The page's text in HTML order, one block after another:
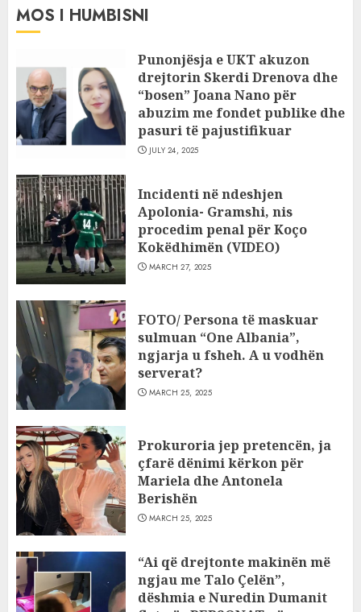
MOS I HUMBISNI
Punonjësja e UKT akuzon
drejtorin Skerdi Drenova dhe
“bosen” Joana Nano për
abuzim me fondet publike dhe
pasuri të pajustifikuar
JULY 24, 2025
Incidenti në ndeshjen
Apolonia- Gramshi, nis
procedim penal për Koço
Kokëdhimën (VIDEO)
MARCH 27, 2025
FOTO/ Persona të maskuar
sulmuan “One Albania”,
ngjarja u fsheh. A u vodhën
serverat?
MARCH 25, 2025
Prokuroria jep pretencën, ja
çfarë dënimi kërkon për
Mariela dhe Antonela
Berishën
MARCH 25, 2025
“Ai që drejtonte makinën më
ngjau me Talo Çelën”,
dëshmia e Nuredin Dumanit